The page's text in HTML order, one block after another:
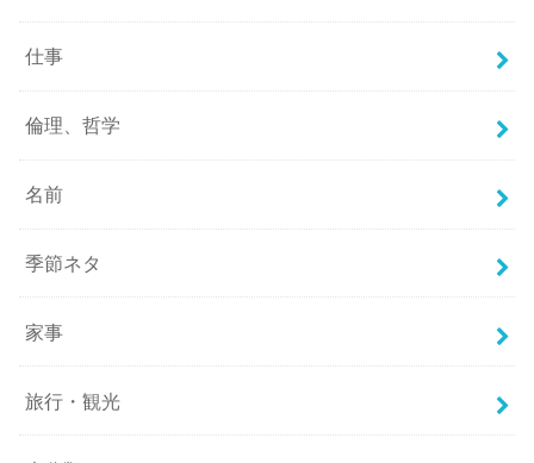
仕事
倫理、哲学
名前
季節ネタ
家事
旅行・観光